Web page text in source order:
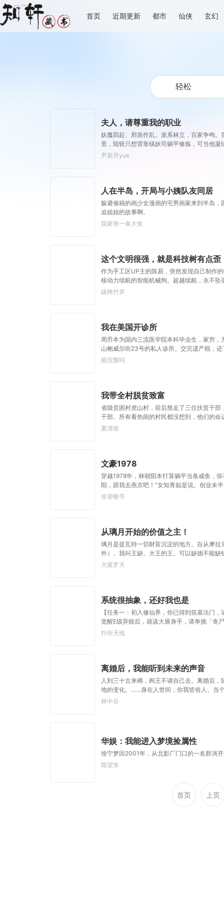
首页 近期更新 都市 仙侠 玄幻
夫人，请尊重我的职业
妖魔四起、邪祟作乱。派系林立，百家争鸣
里，陆斩只想背靠镇妖司躺平修炼，可当他
夫人，请尊重我的职业，谁说奶妈不能输出？
尹新月yue
人在半岛，开局与小姨队友同居
躲避催稿的画少女漫画的宅男画家来到半岛
追姐姐的故事啊。
我家有一条大鱼
这个文明很强，就是科技树有点歪
作为手工区UP主的陈易，突然发现自己制作
核动力续航的智能机械狗。超越续航，永不
只有动能武器的曲率飞船。……一天，外星文
碳烤竹笋
我在美国开诊所
周乔本为国内三流医学院本科毕业生，家穷
山鲍威尔街23号的私人诊所。交完遗产税，
走，还不如在国内躺平呢！要不卖了房子回
能涅槃吗
我带全村脱贫致富
省级贫困村虎山村，前后熬走了三任扶贫干
干部。所有看热闹的村民都没想到，他们的
夏清侯
文豪1978
穿越1978年，林朝阳本打算躺平当条咸鱼，
阳，跟我去燕京吧！”女知青如是说。创业未
把自己包装成了文化人。
坐望敬亭
从璃月开始的价值之主！
璃月是提瓦特一切财富沉淀的地方。自从摩
外）。我叫王缺。大王的王。可以缺德不能
需求，请向【信息与价值之主】祈祷，我依
大紫罗天
系统很抽象，还好我也是
【任务一：初入修仙界，你已得到筑基法门
觉醒E级异能后，就该大展身手，请单挑「丧
丧尸王，我？”【任务三：全女世界，你成为
扑街天线
离婚后，我能听到未来的声音
人到三十古来稀，阎王不请自己去。离婚后
地的变化。……身在人世间，你我皆俗人。当
林中谷
华娱：我能进入梦境捡属性
徐宁梦回2001年，从北影厂门口的一名群演
陈望东
首页 上页